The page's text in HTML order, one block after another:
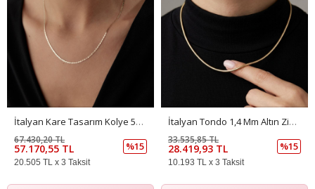
İtalyan Kare Tasarım Kolye 50 Cm
57.170,55 TL
67.430,20 TL
%15
20.505 TL x 3 Taksit
İtalyan Tondo 1,4 Mm Altın Zincir
28.419,93 TL
33.535,85 TL
%15
10.193 TL x 3 Taksit